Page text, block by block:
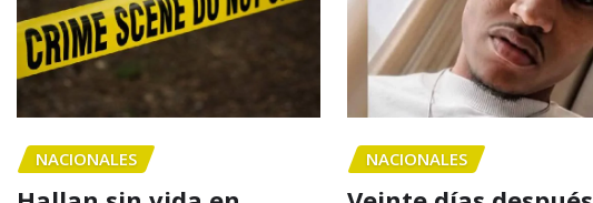
NACIONALES NACIONALES